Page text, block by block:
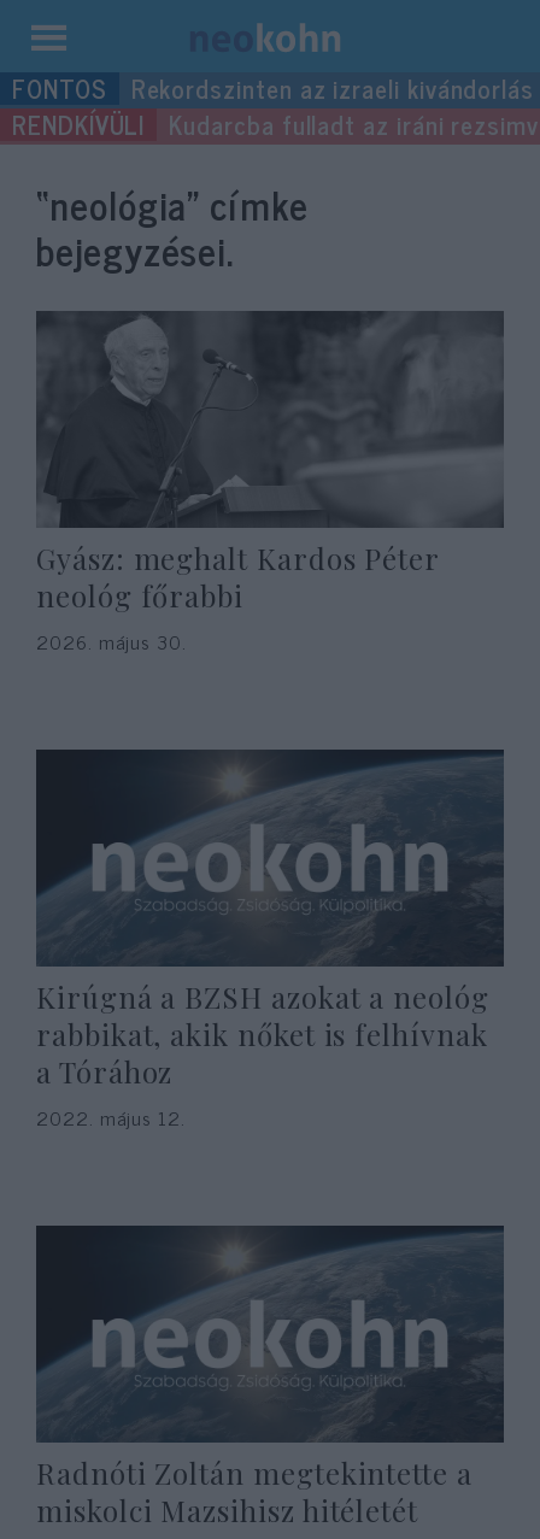
Kilépés
a
tartalomba
Rekordszinten az izraeli kivándorlás
Kudarcba fulladt az iráni
“neológia” címke
bejegyzései.
Gyász: meghalt Kardos Péter
neológ főrabbi
2026. május 30.
Kirúgná a BZSH azokat a neológ
rabbikat, akik nőket is felhívnak
a Tórához
2022. május 12.
Radnóti Zoltán megtekintette a
miskolci Mazsihisz hitéletét